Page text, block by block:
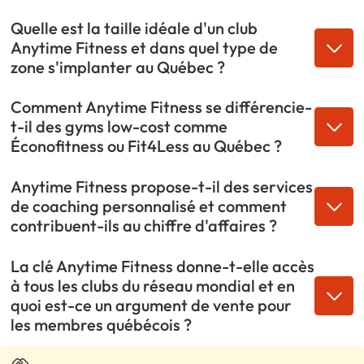
Quelle est la taille idéale d'un club
Anytime Fitness et dans quel type de
zone s'implanter au Québec ?
Comment Anytime Fitness se différencie-
t-il des gyms low-cost comme
Éconofitness ou Fit4Less au Québec ?
Anytime Fitness propose-t-il des services
de coaching personnalisé et comment
contribuent-ils au chiffre d'affaires ?
La clé Anytime Fitness donne-t-elle accès
à tous les clubs du réseau mondial et en
quoi est-ce un argument de vente pour
les membres québécois ?